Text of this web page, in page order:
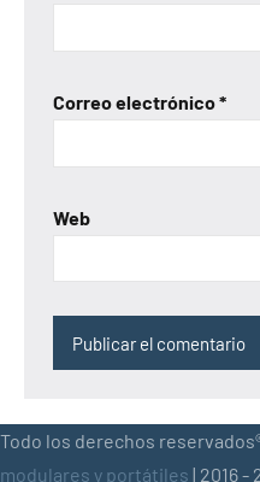
Correo electrónico*
Web
Todo los derechos
modulares y portátiles | 2016 -